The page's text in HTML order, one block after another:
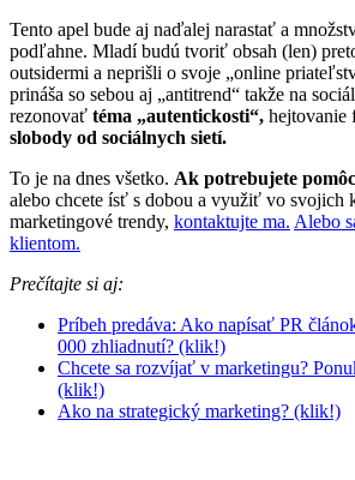
Tento apel bude aj naďalej narastať a
podľahne. Mladí budú tvoriť obsah (len)
outsidermi a neprišli o svoje „online
prináša so sebou aj „antitrend“ takže na
rezonovať téma „autentickosti“, hejtovanie
slobody od sociálnych sietí.
To je na dnes všetko. Ak potrebujete
alebo chcete ísť s dobou a využiť vo svojich
marketingové trendy, kontaktujte ma. Alebo
klientom.
Prečítajte si aj:
Príbeh predáva: Ako napísať PR
000 zhliadnutí? (klik!)
Chcete sa rozvíjať v marketingu?
(klik!)
Ako na strategický marketing? (klik!)